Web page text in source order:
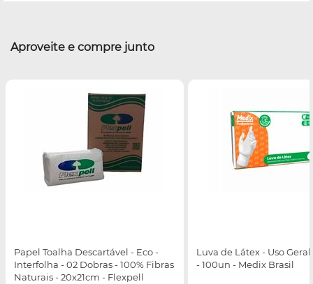
Aproveite e compre junto
Papel Toalha Descartável - Eco -
Interfolha - 02 Dobras - 100% Fibras
Naturais - 20x21cm - Flexpell
Luva de Látex - Uso
- 100un - Medix Brasil